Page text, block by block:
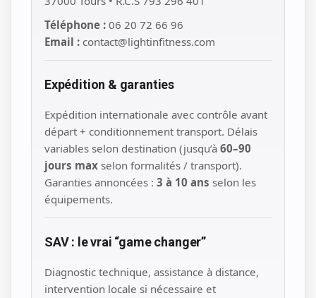
Téléphone : 06 20 72 66 96
Email : contact@lightinfitness.com
Expédition & garanties
Expédition internationale avec contrôle avant
départ + conditionnement transport. Délais
variables selon destination (jusqu’à 60–90
jours max selon formalités / transport).
Garanties annoncées : 3 à 10 ans selon les
équipements.
SAV : le vrai “game changer”
Diagnostic technique, assistance à distance,
intervention locale si nécessaire et